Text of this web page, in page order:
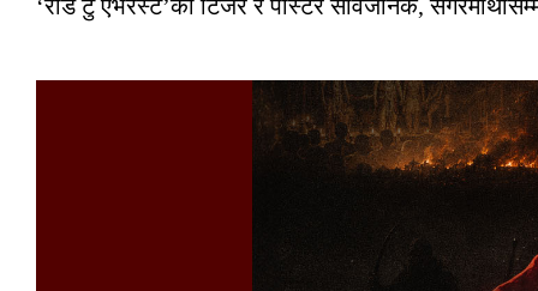
‘रोड टु एभरेस्ट’को टिजर र पोस्टर सार्वजनिक,